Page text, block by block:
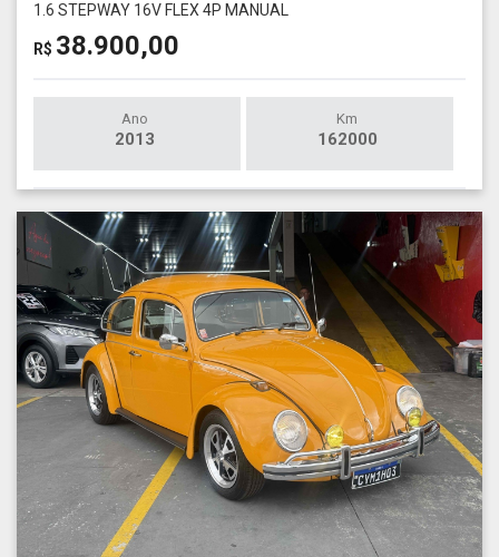
1.6 STEPWAY 16V FLEX 4P MANUAL
R$ 38.900,00
Ano
2013
Km
162000